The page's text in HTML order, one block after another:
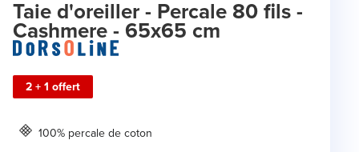
Taie d'oreiller - Percale 80 fils -
Cashmere - 65x65 cm
2 + 1 offert
100% percale de coton